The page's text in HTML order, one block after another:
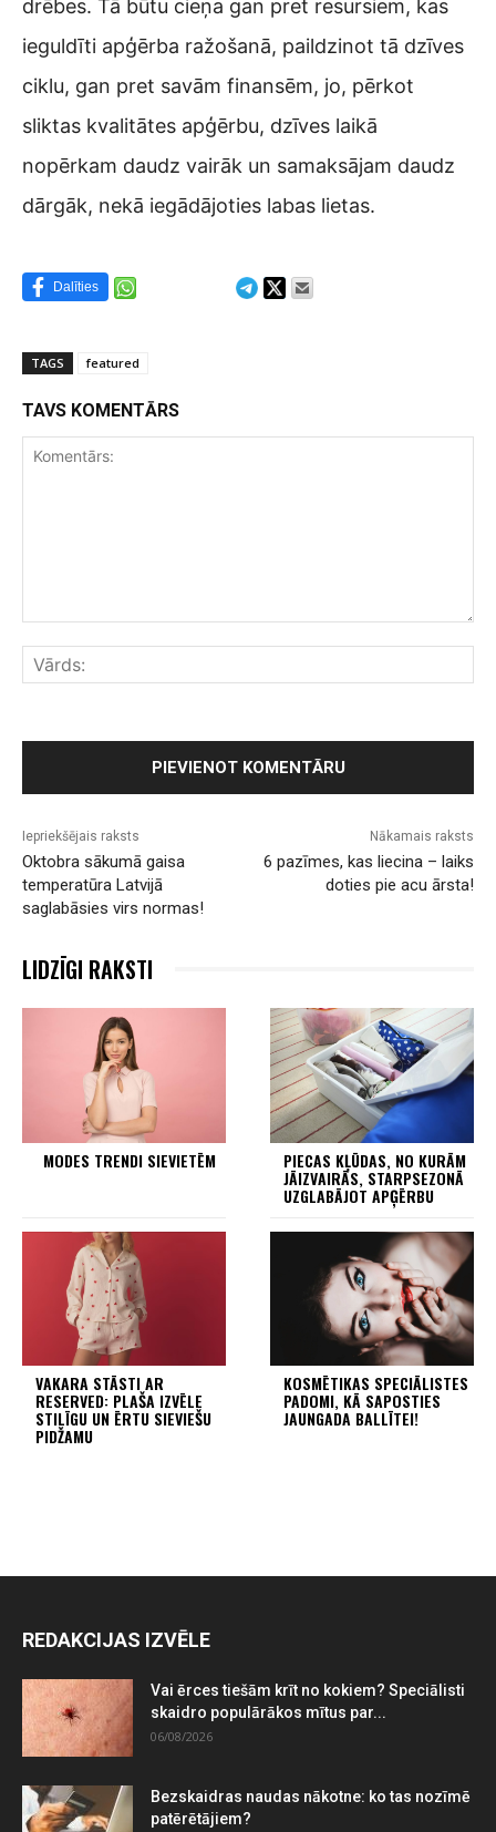
drēbes. Tā būtu cieņa gan pret resursiem, kas
ieguldīti apģērba ražošanā, paildzinot tā dzīves
ciklu, gan pret savām finansēm, jo, pērkot
sliktas kvalitātes apģērbu, dzīves laikā
nopērkam daudz vairāk un samaksājam daudz
dārgāk, nekā iegādājoties labas lietas.
Dalīties
TAGS featured
TAVS KOMENTĀRS
Iepriekšējais raksts
Oktobra sākumā gaisa
temperatūra Latvijā
saglabāsies virs normas!
Nākamais raksts
6 pazīmes, kas liecina – laiks
doties pie acu ārsta!
LIDZĪGI RAKSTI
MODES TRENDI SIEVIETĒM PIECAS KĻŪDAS, NO KURĀM
JĀIZVAIRĀS, STARPSEZONĀ
UZGLABĀJOT APĢĒRBU
VAKARA STĀSTI AR
RESERVED: PLAŠA IZVĒLE
STILĪGU UN ĒRTU SIEVIEŠU
PIDŽAMU
KOSMĒTIKAS SPECIĀLISTES
PADOMI, KĀ SAPOSTIES
JAUNGADA BALLĪTEI!
REDAKCIJAS IZVĒLE
Vai ērces tiešām krīt no kokiem? Speciālisti
skaidro populārākos mītus par...
06/08/2026
Bezskaidras naudas nākotne: ko tas nozīmē
patērētājiem?